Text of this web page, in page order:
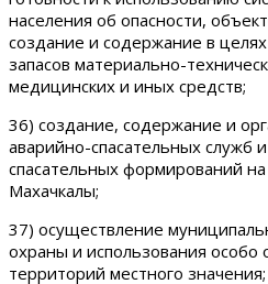
населения об опасности,
создание и содержание в
запасов материально-
медицинских и иных средств;
36) создание, содержание и
аварийно-спасательных служб
спасательных формирований
Махачкалы;
37) осуществление
охраны и использования
территорий местного значения;